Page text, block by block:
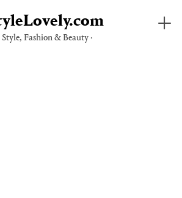
Style, Fashion & Beauty ·